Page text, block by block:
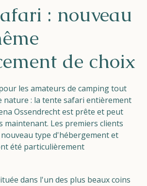
Helios
Contact
FR NL EN
: nouveau
de choix
les amateurs de camping tout
nature : la tente safari entièrement
Ossendrecht est prête et peut
maintenant. Les premiers clients
type d'hébergement et
été particulièrement
dans l'un des plus beaux coins